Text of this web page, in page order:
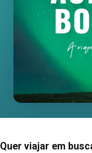
Quer viajar em